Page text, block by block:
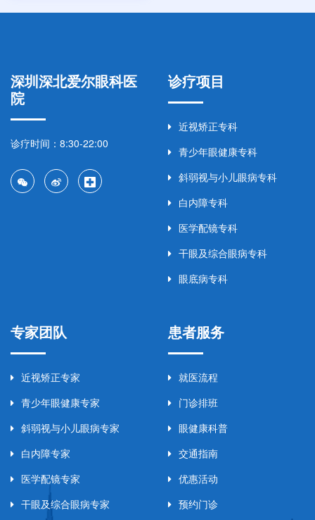
深圳深北爱尔眼科医
院
诊疗时间：8:30-22:00
诊疗项目
近视矫正专科
青少年眼健康专科
斜弱视与小儿眼病专科
白内障专科
医学配镜专科
干眼及综合眼病专科
眼底病专科
专家团队
近视矫正专家
青少年眼健康专家
斜弱视与小儿眼病专家
白内障专家
医学配镜专家
干眼及综合眼病专家
患者服务
就医流程
门诊排班
眼健康科普
交通指南
优惠活动
预约门诊